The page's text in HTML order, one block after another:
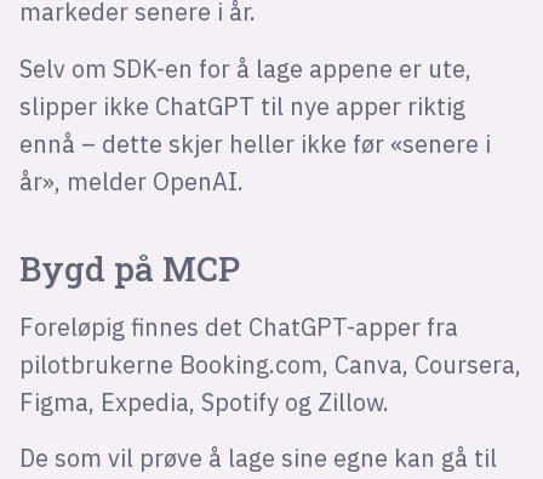
markeder senere i år.
Selv om SDK-en for å lage appene er ute,
slipper ikke ChatGPT til nye apper riktig
ennå – dette skjer heller ikke før «senere i
år», melder OpenAI.
Bygd på MCP
Foreløpig finnes det ChatGPT-apper fra
pilotbrukerne Booking.com, Canva, Coursera,
Figma, Expedia, Spotify og Zillow.
De som vil prøve å lage sine egne kan gå til